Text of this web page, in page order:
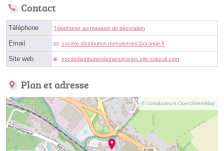
Contact
Téléphone Téléphoner au magasin de décoration
Email societe.distribution.menuiseriesⓐorange.fr
Site web socdedistributiondemenuiseries.site-solocal.com
Plan et adresse
© contributeurs OpenStreetMap